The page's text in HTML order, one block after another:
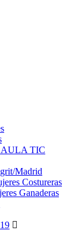
AULA TIC
Madrid
Costureras
Ganaderas